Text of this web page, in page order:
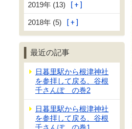
2019年 (13)
2018年 (5)
最近の記事
日暮里駅から根津神社
を参拝して戻る、谷根
千さんぽ の巻2
日暮里駅から根津神社
を参拝して戻る、谷根
千さんぽ の巻1